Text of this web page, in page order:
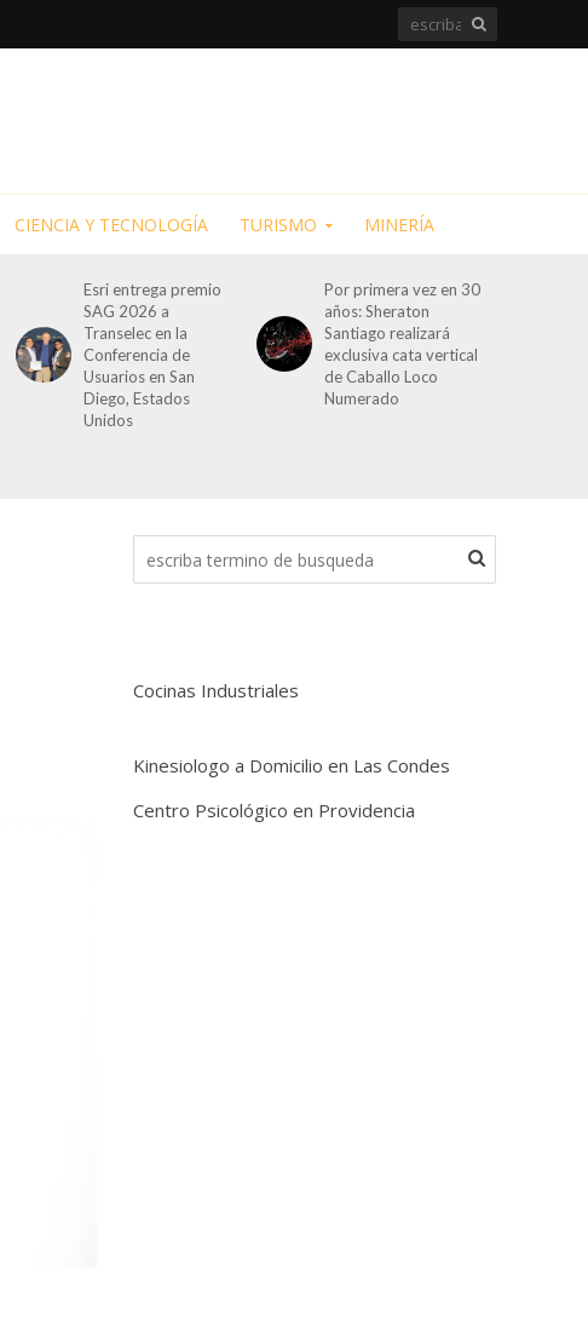
CIENCIA Y TECNOLOGÍA TURISMO MINERÍA
Esri entrega premio
SAG 2026 a
Transelec en la
Conferencia de
Usuarios en San
Diego, Estados
Unidos
Por primera vez en 30
años: Sheraton
Santiago realizará
exclusiva cata vertical
de Caballo Loco
Numerado
Cocinas Industriales
Kinesiologo a Domicilio en Las Condes
Centro Psicológico en Providencia